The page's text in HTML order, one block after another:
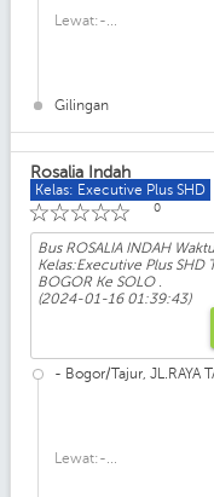
Lewat:-...
Gilingan
Rosalia Indah
Kelas: Executive Plus SHD
☆
☆
☆
☆
☆ 0
Bus ROSALIA INDAH
Kelas:Executive Plus
BOGOR Ke SOLO .
(2024-01-16 01:39:43)
- Bogor/Tajur, JL.RAYA
Lewat:-...